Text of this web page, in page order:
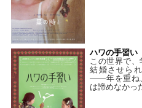
ハワの手習
この世界で
結婚させら
——年を重ね
は諦めなかっ